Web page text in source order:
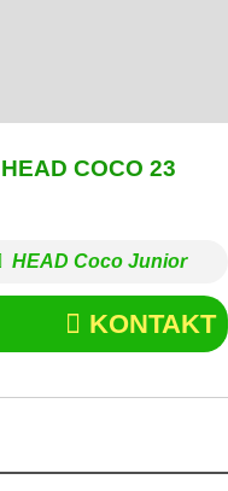
HEAD COCO 23
HEAD Coco Junior
KONTAKT